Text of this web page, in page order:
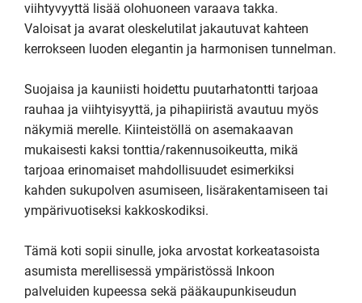
viihtyvyyttä lisää olohuoneen varaava takka.
Valoisat ja avarat oleskelutilat jakautuvat kahteen
kerrokseen luoden elegantin ja harmonisen tunnelman.
Suojaisa ja kauniisti hoidettu puutarhatontti tarjoaa
rauhaa ja viihtyisyyttä, ja pihapiiristä avautuu myös
näkymiä merelle. Kiinteistöllä on asemakaavan
mukaisesti kaksi tonttia/rakennusoikeutta, mikä
tarjoaa erinomaiset mahdollisuudet esimerkiksi
kahden sukupolven asumiseen, lisärakentamiseen tai
ympärivuotiseksi kakkoskodiksi.
Tämä koti sopii sinulle, joka arvostat korkeatasoista
asumista merellisessä ympäristössä Inkoon
palveluiden kupeessa sekä pääkaupunkiseudun